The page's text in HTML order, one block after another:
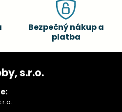
Bezpečný nákup a
platba
s.r.o.